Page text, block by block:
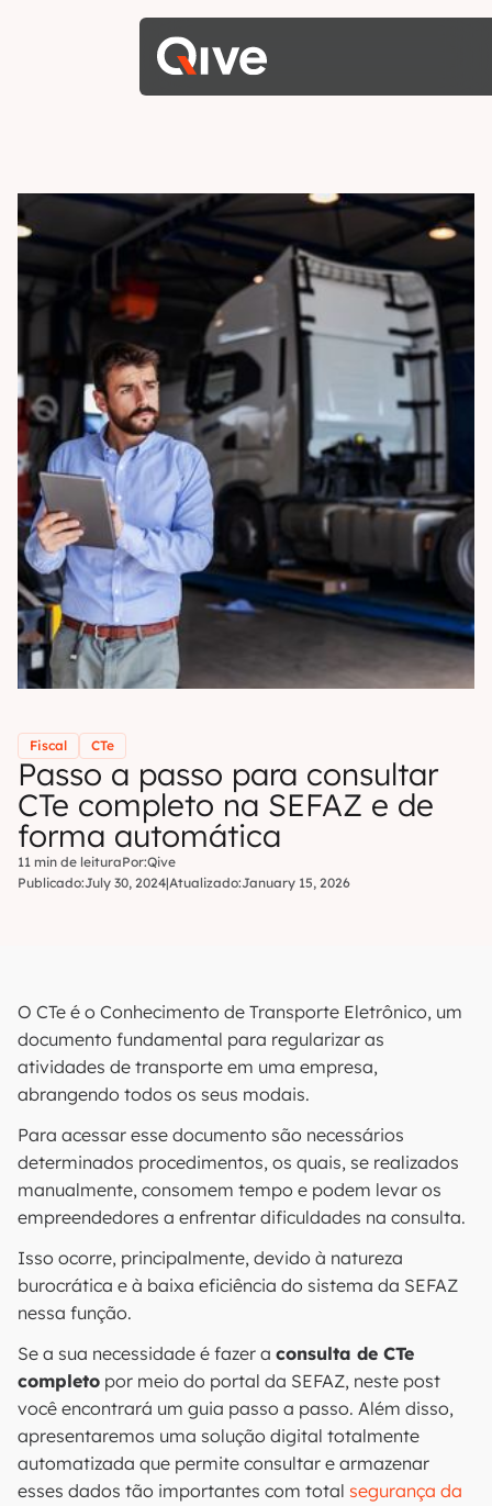
Fiscal CTe
Passo a passo para consultar
CTe completo na SEFAZ e de
forma automática
11 min de leituraPor:Qive
Publicado:July 30, 2024|Atualizado:January 15, 2026
O CTe é o Conhecimento de Transporte Eletrônico, um
documento fundamental para regularizar as
atividades de transporte em uma empresa,
abrangendo todos os seus modais.
Para acessar esse documento são necessários
determinados procedimentos, os quais, se realizados
manualmente, consomem tempo e podem levar os
empreendedores a enfrentar dificuldades na consulta.
Isso ocorre, principalmente, devido à natureza
burocrática e à baixa eficiência do sistema da SEFAZ
nessa função.
Se a sua necessidade é fazer a consulta de CTe
completo por meio do portal da SEFAZ, neste post
você encontrará um guia passo a passo. Além disso,
apresentaremos uma solução digital totalmente
automatizada que permite consultar e armazenar
esses dados tão importantes com total segurança da